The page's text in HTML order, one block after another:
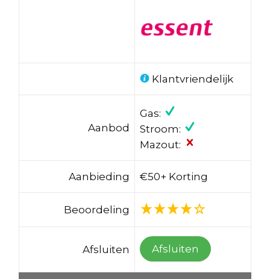
Klantvriendelijk
Aanbod
Gas:
Stroom:
Mazout:
Aanbieding €50+ Korting
Beoordeling
Afsluiten Afsluiten